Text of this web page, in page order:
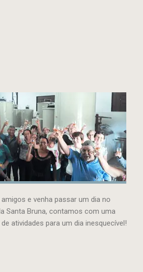
e venha passar um dia no
Santa Bruna, contamos com uma
atividades para um dia inesquecível!